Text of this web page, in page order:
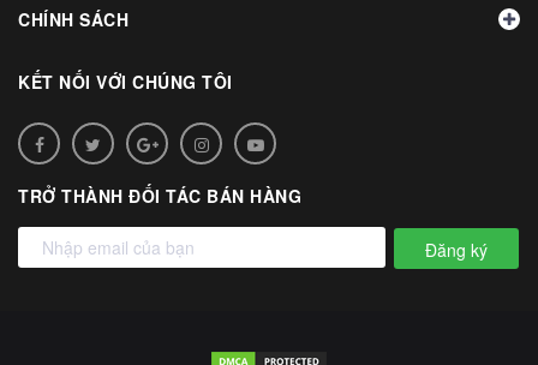
CHÍNH SÁCH
KẾT NỐI VỚI CHÚNG TÔI
TRỞ THÀNH ĐỐI TÁC BÁN HÀNG
Đăng ký